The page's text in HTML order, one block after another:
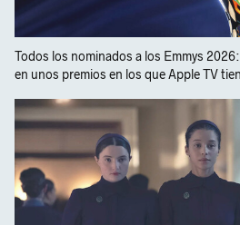
Todos los nominados a los Emmys
en unos premios en los que Apple TV